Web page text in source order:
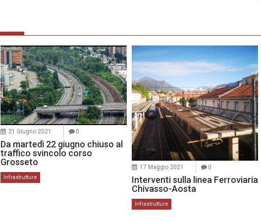
21 Giugno 2021 0
Da martedì 22 giugno chiuso al
traffico svincolo corso
Grosseto
Infrastrutture
17 Maggio 2021 0
Interventi sulla linea Ferroviaria
Chivasso-Aosta
Infrastrutture